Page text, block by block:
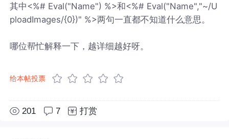
其中<%# Eval("Name") %>和<%# Eval("Name","~/U
ploadImages/{0})" %>两句一直都不知道什么意思。
哪位帮忙解释一下，越详细越好呀。
给本帖投票
201 7 打赏